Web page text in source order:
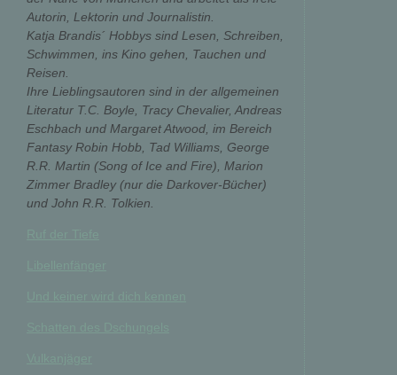
Autorin, Lektorin und Journalistin.
Katja Brandis´ Hobbys sind Lesen, Schreiben,
Schwimmen, ins Kino gehen, Tauchen und
Reisen.
Ihre Lieblingsautoren sind in der allgemeinen
Literatur T.C. Boyle, Tracy Chevalier, Andreas
Eschbach und Margaret Atwood, im Bereich
Fantasy Robin Hobb, Tad Williams, George
R.R. Martin (Song of Ice and Fire), Marion
Zimmer Bradley (nur die Darkover-Bücher)
und John R.R. Tolkien.
Ruf der Tiefe